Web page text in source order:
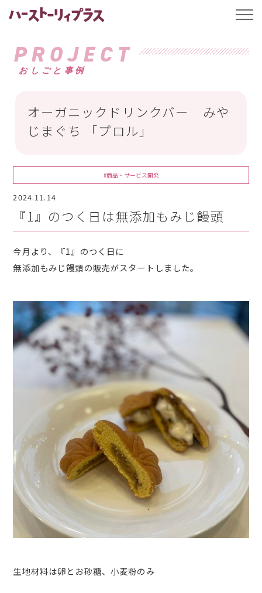
ハーストーリィプ
PROJECT
おしごと事例
オーガニックドリンクバー みや
じまぐち 「プロル」
#商品・サービス開発
2024.11.14
『1』のつく日は無添加もみじ饅頭
今月より、『1』のつく日に
無添加もみじ饅頭の販売がスタートしました。
生地材料は卵とお砂糖、小麦粉のみ
t
l